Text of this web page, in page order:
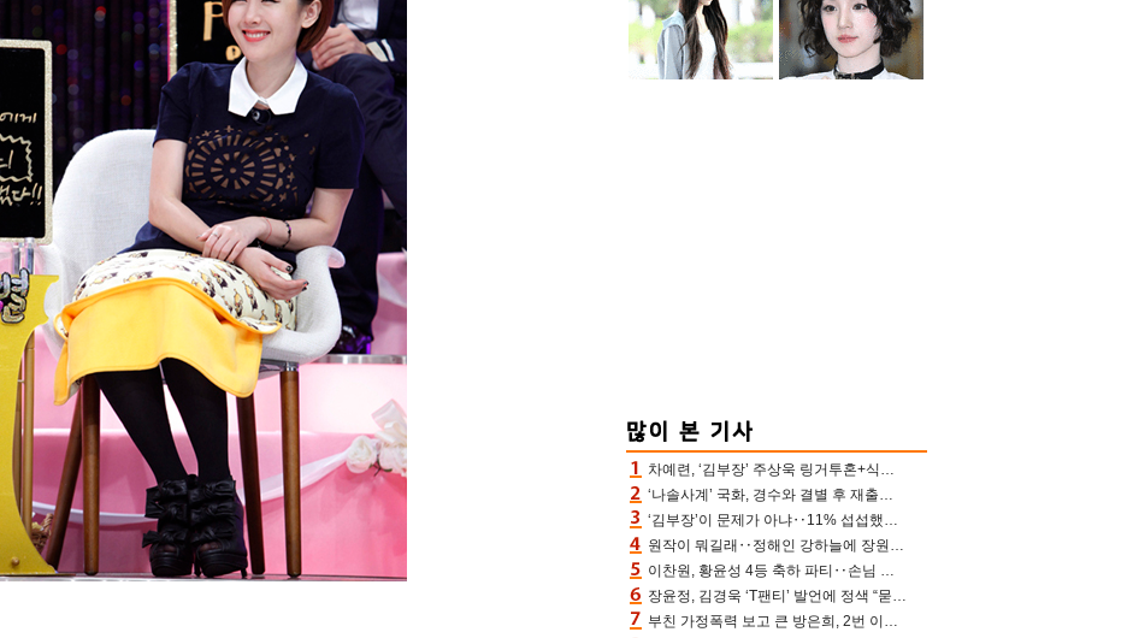
차예련, ‘김부장’ 주상욱 링거투혼+식스팩 비화 “옷 벗는데 아저씨는 안 된다고”(차장금)
‘나솔사계’ 국화, 경수와 결별 후 재출연…첫인상 3표 몰표
‘김부장’이 문제가 아냐‥11% 섭섭했던 ‘재벌X형사2’ 돈·빽 총동원해 컴백 [TV보고서]
원작이 뭐길래‥정해인 강하늘에 장원영까지 참여한 이 영화
이찬원, 황윤성 4등 축하 파티‥손님 모으려 블랙핑크 지수와 친한 척(편스토랑)[어제TV]
장윤정, 김경욱 ‘T팬티’ 발언에 정색 “묻지 않았는데, 그것도 성희롱”(장공장)
부친 가정폭력 보고 큰 방은희, 2번 이혼 후 잠수→母 고독사에 자책(특종세상)[어제TV]